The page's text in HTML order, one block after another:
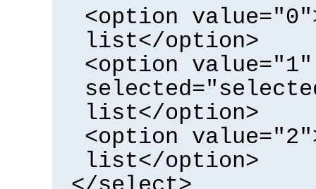
<option
list</option>
<option value="1"
list</option>
<option
list</option>